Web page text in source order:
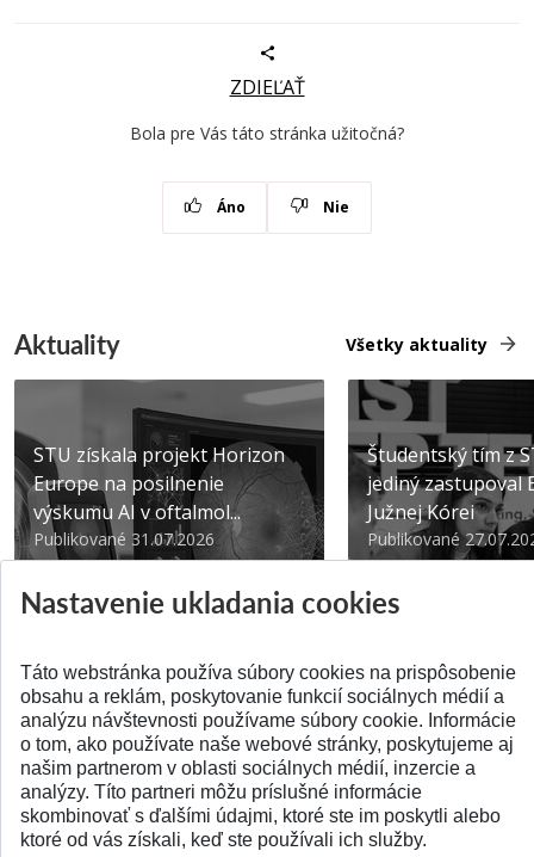
ZDIEĽAŤ
Bola pre Vás táto stránka užitočná?
Áno Nie
Aktuality Všetky aktuality
STU získala projekt Horizon
Europe na posilnenie
výskumu AI v oftalmol...
Publikované 31.07.2026
Študentský tím z
jediný zastupoval
Južnej Kórei
Publikované
SPÄŤ NA VRCH
Nastavenie ukladania cookies
Táto webstránka používa súbory cookies na prispôsobenie
obsahu a reklám, poskytovanie funkcií sociálnych médií a
analýzu návštevnosti používame súbory cookie. Informácie
o tom, ako používate naše webové stránky, poskytujeme aj
našim partnerom v oblasti sociálnych médií, inzercie a
analýzy. Títo partneri môžu príslušné informácie
skombinovať s ďalšími údajmi, ktoré ste im poskytli alebo
ktoré od vás získali, keď ste používali ich služby.